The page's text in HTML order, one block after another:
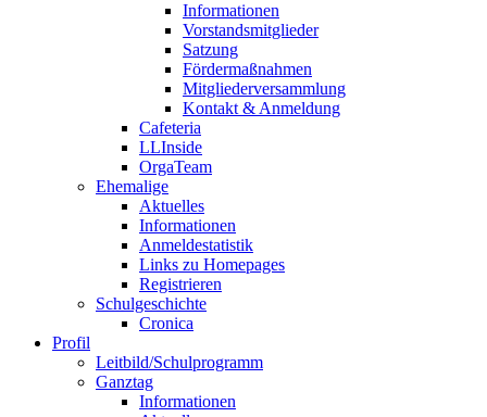
Informationen
Vorstandsmitglieder
Satzung
Fördermaßnahmen
Mitgliederversammlung
Kontakt & Anmeldung
Cafeteria
LLInside
OrgaTeam
Ehemalige
Aktuelles
Informationen
Anmeldestatistik
Links zu Homepages
Registrieren
Schulgeschichte
Cronica
Profil
Leitbild/Schulprogramm
Ganztag
Informationen